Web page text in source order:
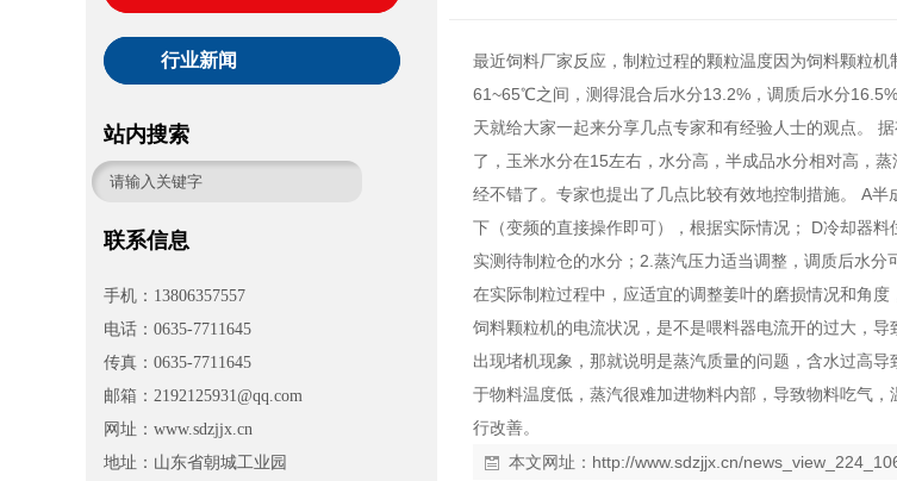
行业新闻
站内搜索
联系信息
手机：13806357557
电话：0635-7711645
传真：0635-7711645
邮箱：2192125931@qq.com
网址：www.sdzjjx.cn
地址：山东省朝城工业园
最近饲料厂家反应，制粒过程的颗粒温度因为饲料颗粒
61~65℃之间，测得混合后水分13.2%，调质后水分
天就给大家一起来分享几点专家和有经验人士的观点。
了，玉米水分在15左右，水分高，半成品水分相对高，
经不错了。专家也提出了几点比较有效地控制措施。 A
下（变频的直接操作即可），根据实际情况； D冷却器
实测待制粒仓的水分；2.蒸汽压力适当调整，调质后水
在实际制粒过程中，应适宜的调整姜叶的磨损情况和角
饲料颗粒机的电流状况，是不是喂料器电流开的过大，
出现堵机现象，那就说明是蒸汽质量的问题，含水过高
于物料温度低，蒸汽很难加进物料内部，导致物料吃气
行改善。
本文网址： http://www.sdzjjx.cn/